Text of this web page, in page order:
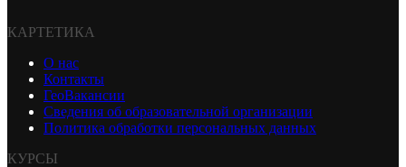
КАРТЕТИКА
О нас
Контакты
ГеоВакансии
Сведения об образовательной организации
Политика обработки персональных данных
КУРСЫ